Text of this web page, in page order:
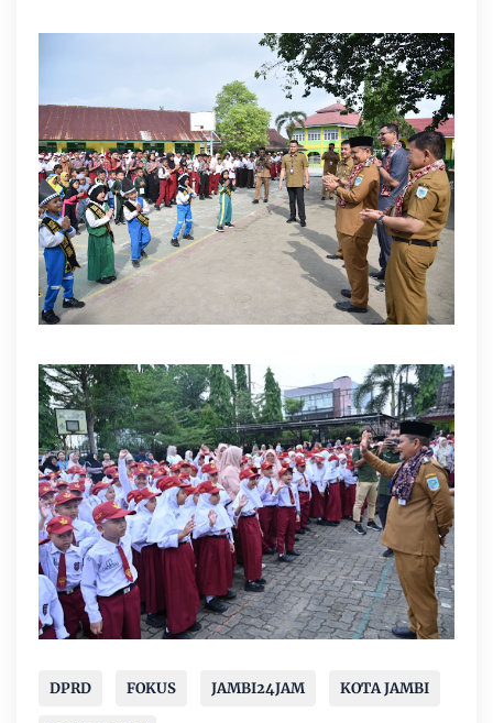
DPRD FOKUS JAMBI24JAM KOTA JAMBI